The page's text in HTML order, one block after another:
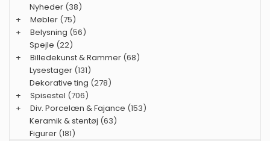
Nyheder (38)
+
Møbler (75)
+
Belysning (56)
Spejle (22)
+
Billedekunst & Rammer (68)
Lysestager (131)
Dekorative ting (278)
+
Spisestel (706)
+
Div. Porcelæn & Fajance (153)
Keramik & stentøj (63)
Figurer (181)